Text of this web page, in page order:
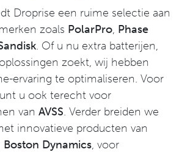
Droprise een ruime selectie aan
zoals PolarPro, Phase
. Of u nu extra batterijen,
zoekt, wij hebben
ervaring te optimaliseren. Voor
u ook terecht voor
van AVSS. Verder breiden we
innovatieve producten van
Boston Dynamics, voor